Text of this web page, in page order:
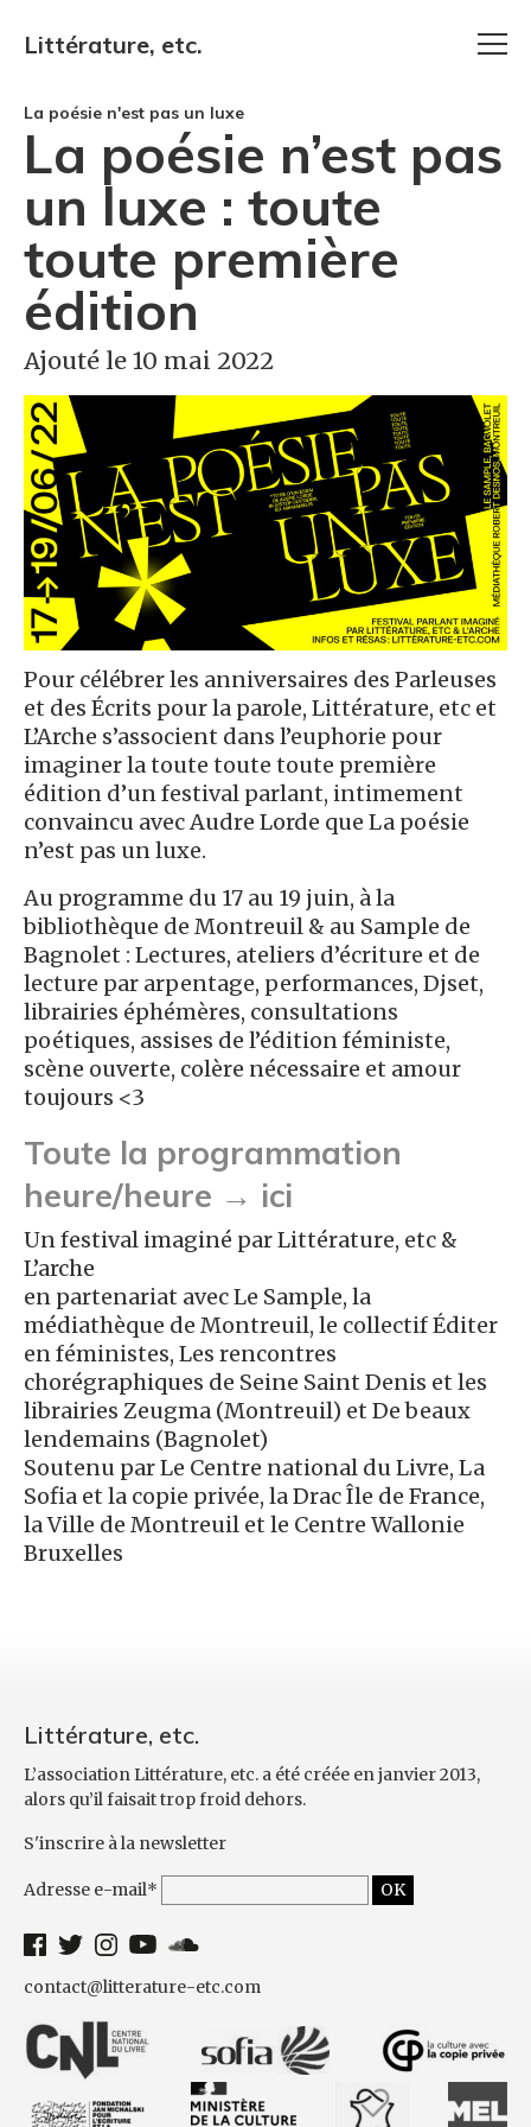
Littérature, etc.
La poésie n'est pas un luxe
La poésie n’est pas
un luxe : toute
toute première
édition
Ajouté le 10 mai 2022
Pour célébrer les anniversaires des Parleuses
et des Écrits pour la parole, Littérature, etc et
L’Arche s’associent dans l’euphorie pour
imaginer la toute toute toute première
édition d’un festival parlant, intimement
convaincu avec Audre Lorde que La poésie
n’est pas un luxe.
Au programme du 17 au 19 juin, à la
bibliothèque de Montreuil & au Sample de
Bagnolet : Lectures, ateliers d’écriture et de
lecture par arpentage, performances, Djset,
librairies éphémères, consultations
poétiques, assises de l’édition féministe,
scène ouverte, colère nécessaire et amour
toujours <3
Toute la programmation
heure/heure → ici
Un festival imaginé par Littérature, etc &
L’arche
en partenariat avec Le Sample, la
médiathèque de Montreuil, le collectif Éditer
en féministes, Les rencontres
chorégraphiques de Seine Saint Denis et les
librairies Zeugma (Montreuil) et De beaux
lendemains (Bagnolet)
Soutenu par Le Centre national du Livre, La
Sofia et la copie privée, la Drac Île de France,
la Ville de Montreuil et le Centre Wallonie
Bruxelles
Littérature, etc.
L’association Littérature, etc. a été créée en janvier 2013,
alors qu’il faisait trop froid dehors.
S'inscrire à la newsletter
Adresse e-mail*
contact@litterature-etc.com